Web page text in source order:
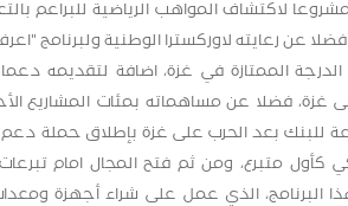
لاكتشاف المواهب الرياضية للبراعم
عن رعايته لاوركسترا الوطنية ولبرنامج
الممتازة في غزة، اضافة لتقديمه دعما
غزة، فضلا عن مساهماته بمئات المشاريع
في فلسطين. كما شهد العام 2012 مبادرة سريعة للبنك بعد الحرب على غزة بإطلاق
قدم خلالها البنك مبلغ 500 ألف دولار أميركي كأول متبرع، ومن ثم فتح المجال امام
البرنامج، الذي عمل على شراء أجهزة